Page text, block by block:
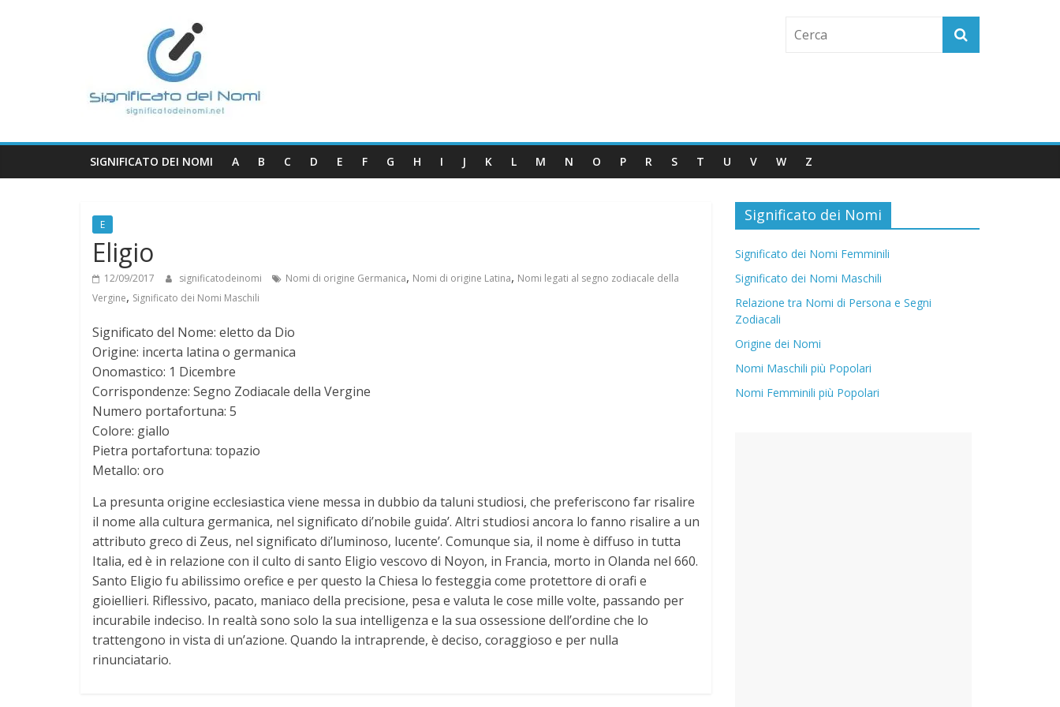
n
c
a
t
o
d
e
N
SIGNIFICATO DEI NOMI A B C D E F G H I J K L M N O P R S T U V W Z
E
Eligio
12/09/2017 significatodeinomi Nomi di origine Germanica, Nomi di origine Latina, Nomi legati al segno zodiacale della
Vergine, Significato dei Nomi Maschili
Significato del Nome: eletto da Dio
Origine: incerta latina o germanica
Onomastico: 1 Dicembre
Corrispondenze: Segno Zodiacale della Vergine
Numero portafortuna: 5
Colore: giallo
Pietra portafortuna: topazio
Metallo: oro
La presunta origine ecclesiastica viene messa in dubbio da taluni studiosi, che preferiscono far risalire
il nome alla cultura germanica, nel significato di’nobile guida’. Altri studiosi ancora lo fanno risalire a un
attributo greco di Zeus, nel significato di’luminoso, lucente’. Comunque sia, il nome è diffuso in tutta
Italia, ed è in relazione con il culto di santo Eligio vescovo di Noyon, in Francia, morto in Olanda nel 660.
Santo Eligio fu abilissimo orefice e per questo la Chiesa lo festeggia come protettore di orafi e
gioiellieri. Riflessivo, pacato, maniaco della precisione, pesa e valuta le cose mille volte, passando per
incurabile indeciso. In realtà sono solo la sua intelligenza e la sua ossessione dell’ordine che lo
trattengono in vista di un’azione. Quando la intraprende, è deciso, coraggioso e per nulla
rinunciatario.
Significato dei Nomi
Significato dei Nomi Femminili
Significato dei Nomi Maschili
Relazione tra Nomi di Persona e Segni
Zodiacali
Origine dei Nomi
Nomi Maschili più Popolari
Nomi Femminili più Popolari